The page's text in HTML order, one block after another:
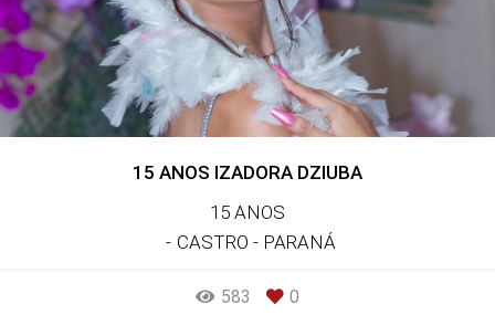
15 ANOS IZADORA DZIUBA
15 ANOS
CASTRO - PARANÁ
583 0